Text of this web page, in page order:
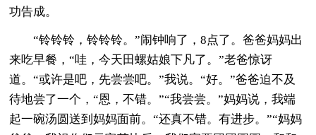
功告成。
“铃铃铃，铃铃铃。”闹钟响了，8点了。爸爸妈妈出
来吃早餐，“哇，今天田螺姑娘下凡了。”老爸惊讶
道。“或许是吧，先尝尝吧。”我说。“好。”爸爸迫不及
待地尝了一个，“恩，不错。”“我尝尝。”妈妈说，我端
起一碗汤圆送到妈妈面前。“还真不错。有进步。”“妈妈